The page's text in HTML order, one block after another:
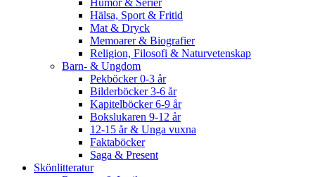
Humor & Serier
Hälsa, Sport & Fritid
Mat & Dryck
Memoarer & Biografier
Religion, Filosofi & Naturvetenskap
Barn- & Ungdom
Pekböcker 0-3 år
Bilderböcker 3-6 år
Kapitelböcker 6-9 år
Bokslukaren 9-12 år
12-15 år & Unga vuxna
Faktaböcker
Saga & Present
Skönlitteratur